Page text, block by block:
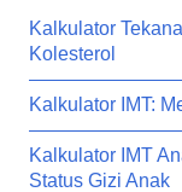
Kalkulator
Kolesterol
Kalkulator IMT:
Kalkulator IMT
Status Gizi Anak